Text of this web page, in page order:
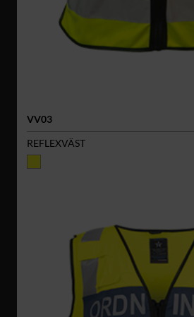
VV03
REFLEXVÄST